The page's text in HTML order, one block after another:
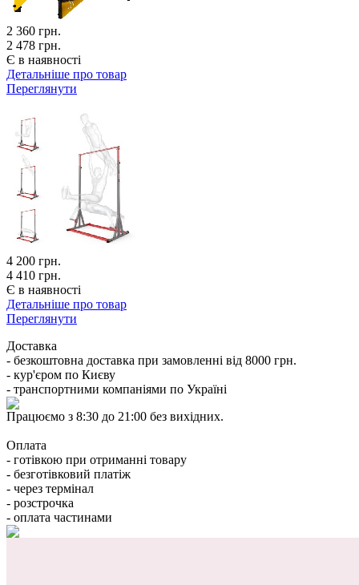
2 360 грн.
2 478 грн.
Є в наявності
Детальніше про товар
Переглянути
4 200 грн.
4 410 грн.
Є в наявності
Детальніше про товар
Переглянути
Доставка
- безкоштовна доставка при замовленні від 8000 грн.
- кур'єром по Києву
- транспортними компаніями по Україні
Працюємо з 8:30 до 21:00 без вихідних.
Оплата
- готівкою при отриманні товару
- безготівковий платіж
- через термінал
- розстрочка
- оплата частинами